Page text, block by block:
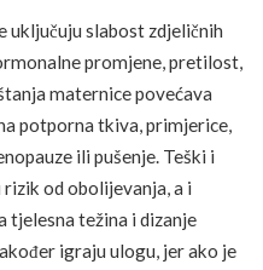
uključuju slabost zdjeličnih
promjene, pretilost,
maternice povećava
potporna tkiva, primjerice,
ili pušenje. Teški i
od obolijevanja, a i
tjelesna težina i dizanje
igraju ulogu, jer ako je